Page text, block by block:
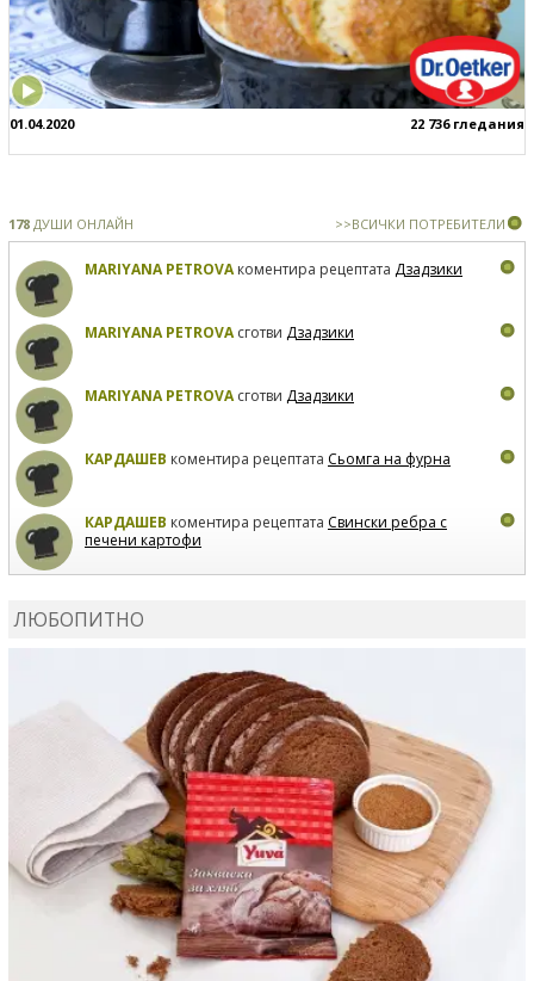
01.04.2020 22 736 гледания
178 ДУШИ ОНЛАЙН >>ВСИЧКИ ПОТРЕБИТЕЛИ
MARIYANA PETROVAкоментира рецептата Дзадзики
MARIYANA PETROVAсготви Дзадзики
MARIYANA PETROVAсготви Дзадзики
КАРДАШЕВ коментира рецептата Сьомга на фурна
КАРДАШЕВ коментира рецептата Свински ребра с
печени картофи
ЛЮБОПИТНО